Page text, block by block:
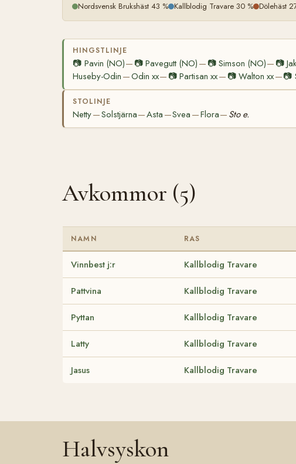
Nordsvensk Brukshäst 43 % Kallblodig Travare 30 % Dölehäst
HINGSTLINJE
📷 Pavin (NO)— 📷Pavegutt (NO) — 📷 Simson (NO)— 📷
Huseby-Odin —Odin xx— 📷Partisan xx— 📷Walton xx—📷
STOLINJE
Netty—Solstjärna—Asta —Svea —Flora— Sto e.
Avkommor (5)
NAMN RAS
Vinnbest j:r Kallblodig Travare
Pattvina Kallblodig Travare
Pyttan Kallblodig Travare
Latty Kallblodig Travare
Jasus Kallblodig Travare
Halvsyskon